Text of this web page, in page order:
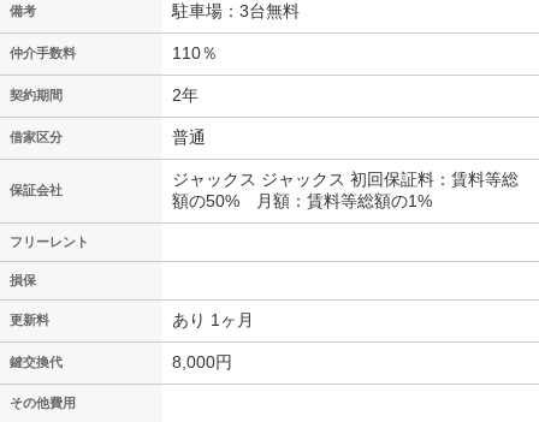
備考 駐車場：3台無料
仲介手数料 110％
契約期間 2年
借家区分 普通
保証会社
ジャックス ジャックス 初回保証料：賃料等総
額の50% 月額：賃料等総額の1%
フリーレント
損保
更新料 あり 1ヶ月
鍵交換代 8,000円
その他費用